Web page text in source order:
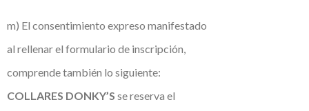
m) El consentimiento expreso manifestado
al rellenar el formulario de inscripción,
comprende también lo siguiente:
COLLARES DONKY’S se reserva el